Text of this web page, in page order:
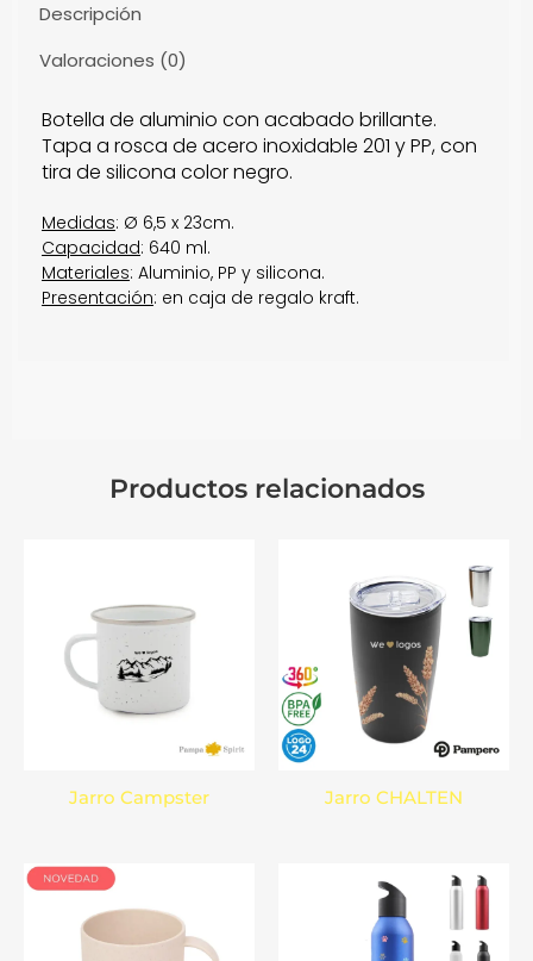
Descripción
Valoraciones (0)
Botella de aluminio con acabado brillante.
Tapa a rosca de acero inoxidable 201 y PP, con
tira de silicona color negro.
Medidas: Ø 6,5 x 23cm.
Capacidad: 640 ml.
Materiales: Aluminio, PP y silicona.
Presentación: en caja de regalo kraft.
Productos relacionados
Jarro Campster Jarro CHALTEN